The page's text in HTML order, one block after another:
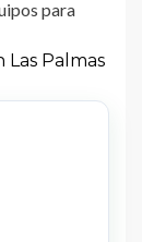
para
Las Palmas